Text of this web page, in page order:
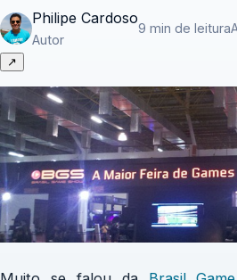
Philipe Cardoso
Autor
9 min de leitura
↗